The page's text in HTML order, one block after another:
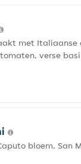
met
verse
bloem, San